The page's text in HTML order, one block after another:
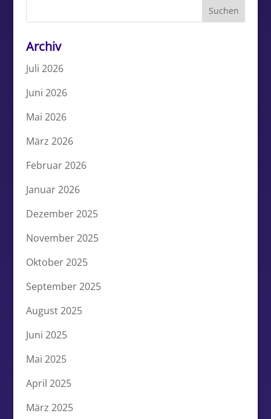
Archiv
Juli 2026
Juni 2026
Mai 2026
März 2026
Februar 2026
Januar 2026
Dezember 2025
November 2025
Oktober 2025
September 2025
August 2025
Juni 2025
Mai 2025
April 2025
März 2025